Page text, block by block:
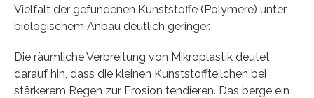
Vielfalt der gefundenen Kunststoffe (Polymere) unter
biologischem Anbau deutlich geringer.
Die räumliche Verbreitung von Mikroplastik deutet
darauf hin, dass die kleinen Kunststoffteilchen bei
stärkerem Regen zur Erosion tendieren. Das berge ein